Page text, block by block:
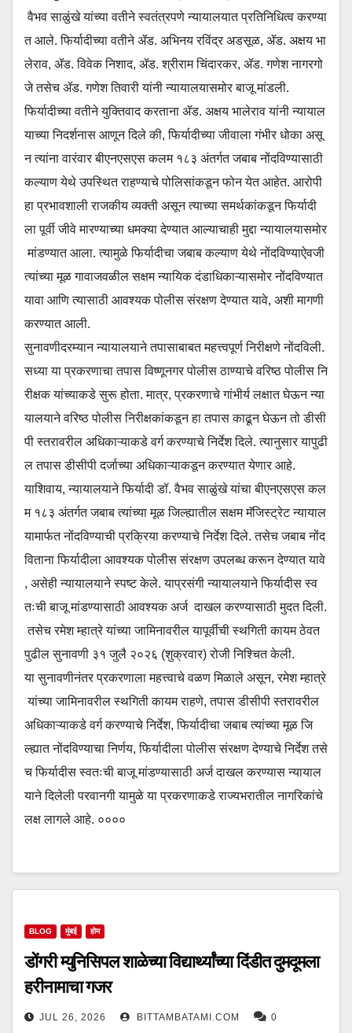
वैभव साळुंखे यांच्या वतीने स्वतंत्रपणे न्यायालयात प्रतिनिधित्व करण्या
त आले. फिर्यादीच्या वतीने ॲड. अभिनय रविंद्र अडसूळ, ॲड. अक्षय भा
लेराव, ॲड. विवेक निशाद, ॲड. श्रीराम चिंदारकर, ॲड. गणेश नागरगो
जे तसेच ॲड. गणेश तिवारी यांनी न्यायालयासमोर बाजू मांडली.
फिर्यादीच्या वतीने युक्तिवाद करताना ॲड. अक्षय भालेराव यांनी न्यायाल
याच्या निदर्शनास आणून दिले की, फिर्यादीच्या जीवाला गंभीर धोका असू
न त्यांना वारंवार बीएनएसएस कलम १८३ अंतर्गत जबाब नोंदविण्यासाठी
कल्याण येथे उपस्थित राहण्याचे पोलिसांकडून फोन येत आहेत. आरोपी
हा प्रभावशाली राजकीय व्यक्ती असून त्याच्या समर्थकांकडून फिर्यादी
ला पूर्वी जीवे मारण्याच्या धमक्या देण्यात आल्याचाही मुद्दा न्यायालयासमोर
मांडण्यात आला. त्यामुळे फिर्यादीचा जबाब कल्याण येथे नोंदविण्याऐवजी
त्यांच्या मूळ गावाजवळील सक्षम न्यायिक दंडाधिकाऱ्यासमोर नोंदविण्यात
यावा आणि त्यासाठी आवश्यक पोलीस संरक्षण देण्यात यावे, अशी मागणी
करण्यात आली.
सुनावणीदरम्यान न्यायालयाने तपासाबाबत महत्त्वपूर्ण निरीक्षणे नोंदविली.
सध्या या प्रकरणाचा तपास विष्णूनगर पोलीस ठाण्याचे वरिष्ठ पोलीस नि
रीक्षक यांच्याकडे सुरू होता. मात्र, प्रकरणाचे गांभीर्य लक्षात घेऊन न्या
यालयाने वरिष्ठ पोलीस निरीक्षकांकडून हा तपास काढून घेऊन तो डीसी
पी स्तरावरील अधिकाऱ्याकडे वर्ग करण्याचे निर्देश दिले. त्यानुसार यापुढी
ल तपास डीसीपी दर्जाच्या अधिकाऱ्याकडून करण्यात येणार आहे.
याशिवाय, न्यायालयाने फिर्यादी डॉ. वैभव साळुंखे यांचा बीएनएसएस कल
म १८३ अंतर्गत जबाब त्यांच्या मूळ जिल्ह्यातील सक्षम मॅजिस्ट्रेट न्यायाल
यामार्फत नोंदविण्याची प्रक्रिया करण्याचे निर्देश दिले. तसेच जबाब नोंद
विताना फिर्यादीला आवश्यक पोलीस संरक्षण उपलब्ध करून देण्यात यावे
, असेही न्यायालयाने स्पष्ट केले. याप्रसंगी न्यायालयाने फिर्यादीस स्व
तःची बाजू मांडण्यासाठी आवश्यक अर्ज दाखल करण्यासाठी मुदत दिली.
तसेच रमेश म्हात्रे यांच्या जामिनावरील यापूर्वीची स्थगिती कायम ठेवत
पुढील सुनावणी ३१ जुलै २०२६ (शुक्रवार) रोजी निश्चित केली.
या सुनावणीनंतर प्रकरणाला महत्त्वाचे वळण मिळाले असून, रमेश म्हात्रे
यांच्या जामिनावरील स्थगिती कायम राहणे, तपास डीसीपी स्तरावरील
अधिकाऱ्याकडे वर्ग करण्याचे निर्देश, फिर्यादीचा जबाब त्यांच्या मूळ जि
ल्ह्यात नोंदविण्याचा निर्णय, फिर्यादीला पोलीस संरक्षण देण्याचे निर्देश तसे
च फिर्यादीस स्वतःची बाजू मांडण्यासाठी अर्ज दाखल करण्यास न्यायाल
याने दिलेली परवानगी यामुळे या प्रकरणाकडे राज्यभरातील नागरिकांचे
लक्ष लागले आहे. ००००
BLOG मुंबई होम
डोंगरी म्युनिसिपल शाळेच्या विद्यार्थ्यांच्या दिंडीत दुमदूमला
हरीनामाचा गजर
JUL 26, 2026 BITTAMBATAMI.COM 0